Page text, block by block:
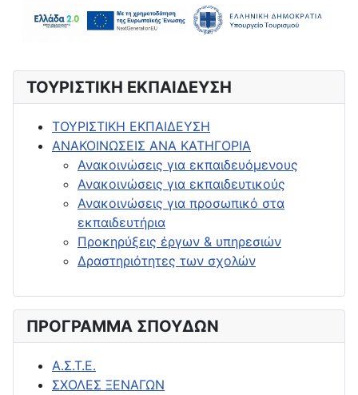
ΤΟΥΡΙΣΤΙΚΗ ΕΚΠΑΙΔΕΥΣΗ
ΤΟΥΡΙΣΤΙΚΗ ΕΚΠΑΙΔΕΥΣΗ
ΑΝΑΚΟΙΝΩΣΕΙΣ ΑΝΑ ΚΑΤΗΓΟΡΙΑ
Ανακοινώσεις για εκπαιδευόμενους
Ανακοινώσεις για εκπαιδευτικούς
Ανακοινώσεις για προσωπικό στα
εκπαιδευτήρια
Προκηρύξεις έργων & υπηρεσιών
Δραστηριότητες των σχολών
ΠΡΟΓΡΑΜΜΑ ΣΠΟΥΔΩΝ
Α.Σ.Τ.Ε.
ΣΧΟΛΕΣ ΞΕΝΑΓΩΝ